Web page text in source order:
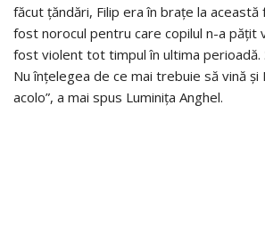
făcut țăndări, Filip era în brațe la această
fost norocul pentru care copilul n-a pățit
fost violent tot timpul în ultima perioadă.
Nu înțelegea de ce mai trebuie să vină și
acolo”, a mai spus Luminița Anghel.